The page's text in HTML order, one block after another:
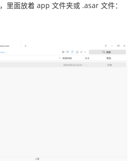
里面放着 app 文件夹或 .asar 文件：